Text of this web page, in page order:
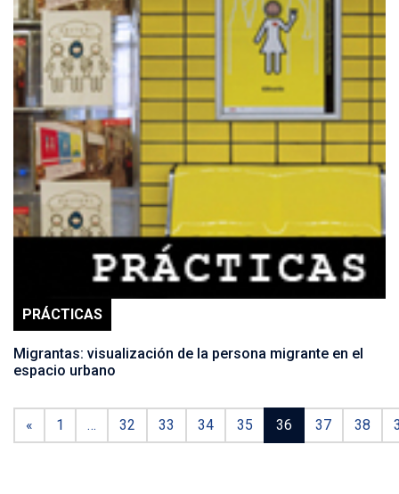
PRÁCTICAS
Migrantas: visualización de la persona migrante en el
espacio urbano
« 1 … 32 33 34 35 36 37 38